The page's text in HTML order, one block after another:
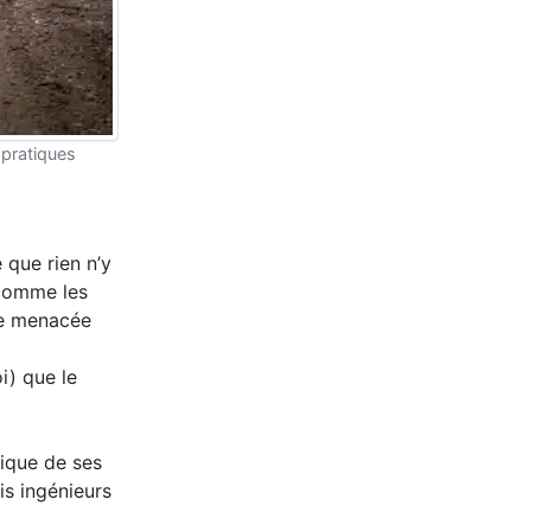
rien n’y
les
menacée
que le
de ses
ingénieurs